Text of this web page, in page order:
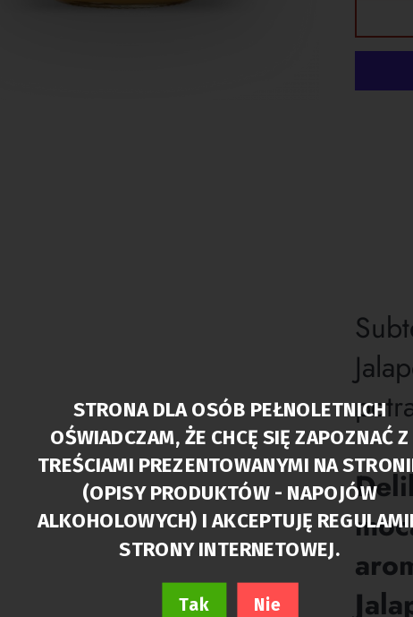
STRONA DLA OSÓB PEŁNOLETNICH
OŚWIADCZAM, ŻE CHCĘ SIĘ ZAPOZNAĆ Z
TREŚCIAMI PREZENTOWANYMI NA
(OPISY PRODUKTÓW - NAPOJÓW
ALKOHOLOWYCH) I AKCEPTUJĘ
STRONY INTERNETOWEJ.
Tak Nie